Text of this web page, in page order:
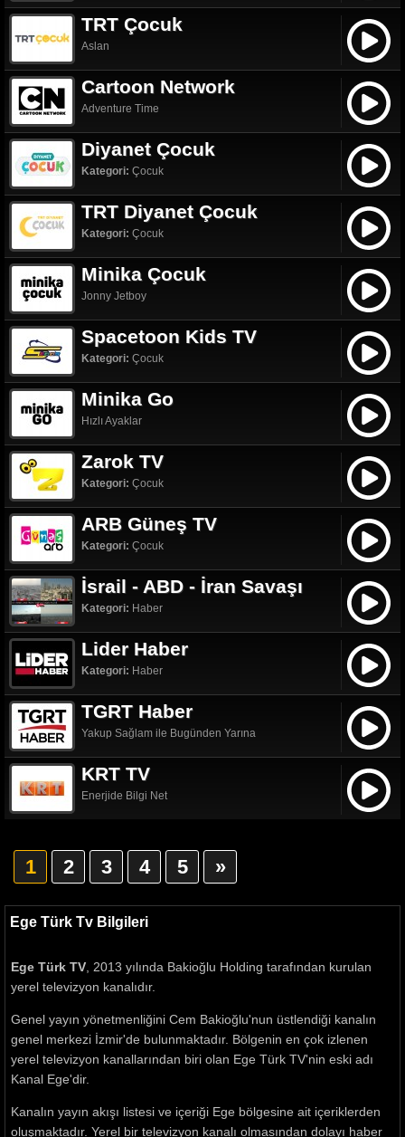
TRT Çocuk
Aslan
Cartoon Network
Adventure Time
Diyanet Çocuk
Kategori: Çocuk
TRT Diyanet Çocuk
Kategori: Çocuk
Minika Çocuk
Jonny Jetboy
Spacetoon Kids TV
Kategori: Çocuk
Minika Go
Hızlı Ayaklar
Zarok TV
Kategori: Çocuk
ARB Güneş TV
Kategori: Çocuk
İsrail - ABD - İran Savaşı
Kategori: Haber
Lider Haber
Kategori: Haber
TGRT Haber
Yakup Sağlam ile Bugünden Yarına
KRT TV
Enerjide Bilgi Net
1 2 3 4 5 »
Ege Türk Tv Bilgileri
Ege Türk TV , 2013 yılında Bakioğlu Holding tarafından kurulan
yerel televizyon kanalıdır.
Genel yayın yönetmenliğini Cem Bakioğlu'nun üstlendiği kanalın
genel merkezi İzmir'de bulunmaktadır. Bölgenin en çok izlenen
yerel televizyon kanallarından biri olan Ege Türk TV'nin eski adı
Kanal Ege'dir.
Kanalın yayın akışı listesi ve içeriği Ege bölgesine ait içeriklerden
oluşmaktadır. Yerel bir televizyon kanalı olmasından dolayı haber